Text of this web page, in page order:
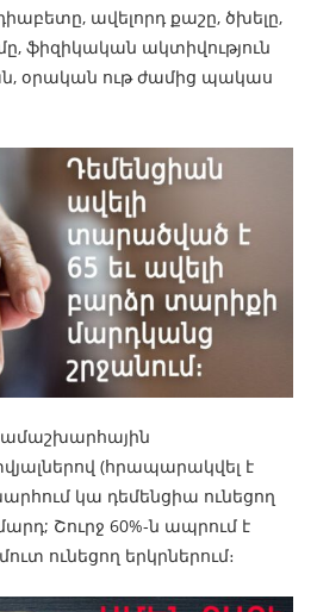
ավելորդ քաշը, ծխելը,
ֆիզիկական ակտիվություն
օրական ութ ժամից պակաս
(հրապարակվել է
կա դեմենցիա ունեցող
Շուրջ 60%-ն ապրում է
ունեցող երկրներում։